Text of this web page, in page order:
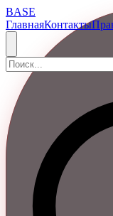
BASE
ГлавнаяКонтакты